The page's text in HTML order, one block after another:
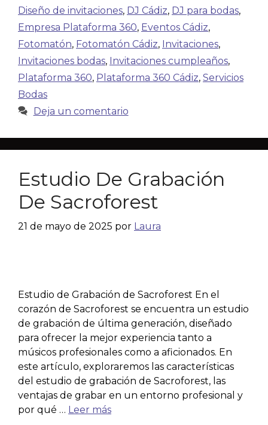
Diseño de invitaciones, DJ Cádiz, DJ para bodas,
Empresa Plataforma 360, Eventos Cádiz,
Fotomatón, Fotomatón Cádiz, Invitaciones,
Invitaciones bodas, Invitaciones cumpleaños,
Plataforma 360, Plataforma 360 Cádiz, Servicios
Bodas
Deja un comentario
Estudio De Grabación
De Sacroforest
21 de mayo de 2025 por Laura
Estudio de Grabación de Sacroforest En el
corazón de Sacroforest se encuentra un estudio
de grabación de última generación, diseñado
para ofrecer la mejor experiencia tanto a
músicos profesionales como a aficionados. En
este artículo, exploraremos las características
del estudio de grabación de Sacroforest, las
ventajas de grabar en un entorno profesional y
por qué … Leer más